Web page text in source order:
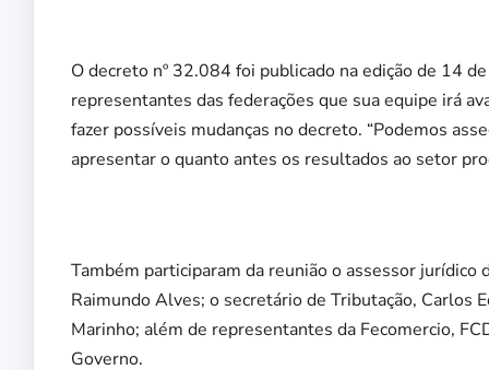
O decreto nº 32.084 foi publicado na edição de 14
representantes das federações que sua equipe irá
fazer possíveis mudanças no decreto. “Podemos
apresentar o quanto antes os resultados ao setor
Também participaram da reunião o assessor
Raimundo Alves; o secretário de Tributação, Carlos
Marinho; além de representantes da Fecomercio,
Governo.